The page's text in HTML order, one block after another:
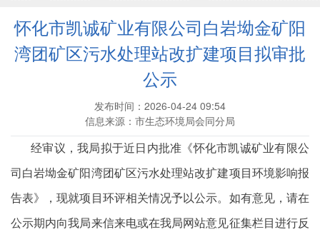
怀化市凯诚矿业有限公司白岩坳金矿阳
湾团矿区污水处理站改扩建项目拟审批
公示
发布时间：2026-04-24 09:54
信息来源：市生态环境局会同分局
经审议，我局拟于近日内批准《怀化市凯诚矿业有限公
司白岩坳金矿阳湾团矿区污水处理站改扩建项目 环境影响报
告表》，现就项目环评相关情况予以公示。如有意见，请在
公示期内向我局来信来电或在我局网站意见征集栏目进行反